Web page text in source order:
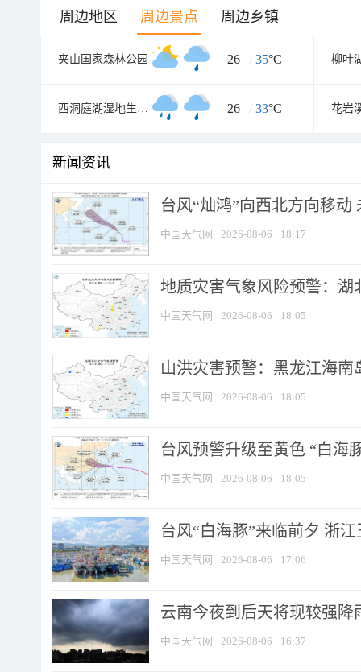
周边地区 周边景点 周边乡镇
夹山国家森林公园 26 / 35°C 柳叶
西洞庭湖湿地生态旅游风景区 26 / 33°C
新闻资讯
台风“灿鸿”向西北方向移动
中国天气网 2026-08-06 18:17
地质灾害气象风险预警：湖
中国天气网 2026-08-06 18:05
山洪灾害预警：黑龙江海
中国天气网 2026-08-06 18:05
台风预警升级至黄色 “白海
中国天气网 2026-08-06 18:05
台风“白海豚”来临前夕 浙
中国天气网 2026-08-06 17:06
云南今夜到后天将现较强降
中国天气网 2026-08-06 16:37